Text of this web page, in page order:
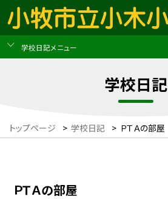
学校日記メニュー
学校日記
トップページ > 学校日記 > ＰＴＡの部屋
ＰＴＡの部屋